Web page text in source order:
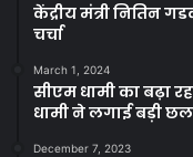
केंद्रीय मंत्री नितिन
चर्चा
March 1, 2024
सीएम धामी का बढ़ा
धामी ने लगाई बड़ी
December 7, 2023